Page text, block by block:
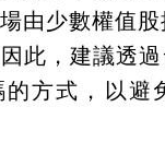
由少數權值
此，建議透
的方式，以避